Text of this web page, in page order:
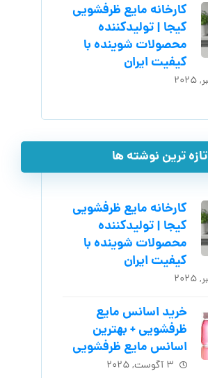
کارخانه مایع ظرفشویی
کیجا | تولیدکننده
محصولات شوینده با
کیفیت ایران
تازه ترین نوشته ها
کارخانه مایع ظرفشویی
کیجا | تولیدکننده
محصولات شوینده با
کیفیت ایران
خرید اسانس مایع
ظرفشویی + بهترین
اسانس مایع ظرفشویی
۳ آگوست, ۲۰۲۵